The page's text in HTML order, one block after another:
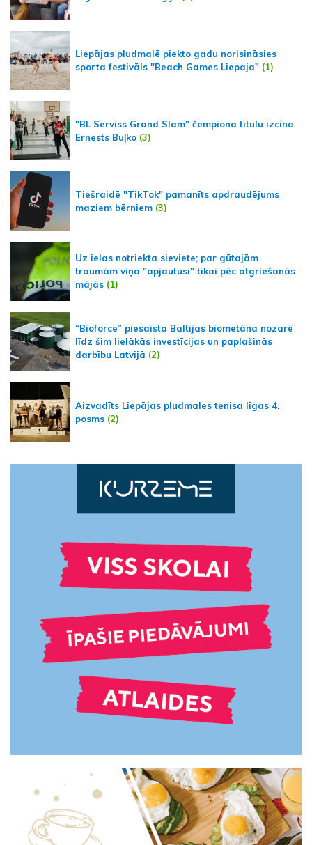
Liepājas pludmalē piekto gadu norisināsies
sporta festivāls "Beach Games Liepaja" (1)
"BL Serviss Grand Slam" čempiona titulu izcīna
Ernests Buļko (3)
Tiešraidē "TikTok" pamanīts apdraudējums
maziem bērniem (3)
Uz ielas notriekta sieviete; par gūtajām
traumām viņa "apjautusi" tikai pēc atgriešanās
mājās (1)
“Bioforce” piesaista Baltijas biometāna nozarē
līdz šim lielākās investīcijas un paplašinās
darbību Latvijā (2)
Aizvadīts Liepājas pludmales tenisa līgas 4.
posms (2)